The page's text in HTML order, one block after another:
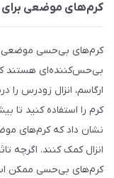
کرم‌های موضعی برای
کرم‌های بی‌حسی موضعی
بی‌حس‌کننده‌ای هستند
کرم را استفاده کنید تا
نشان داد که کرم‌های
انزال کمک کنند. اگرچه
کرم‌های بی‌حسی ممکن